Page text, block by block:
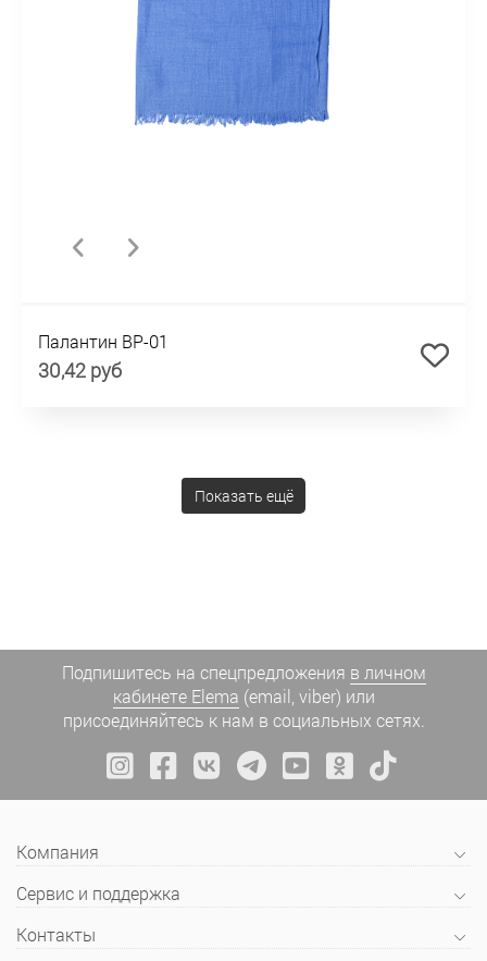
Палантин BP-01
30,42 руб
Показать ещё
Подпишитесь на спецпредложения в личном
кабинете Elema (email, viber) или
присоединяйтесь к нам в социальных сетях.
Компания
Сервис и поддержка
Контакты